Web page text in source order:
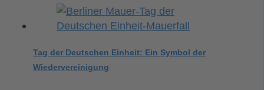
Tag der Deutschen Einheit: Ein Symbol der
Wiedervereinigung